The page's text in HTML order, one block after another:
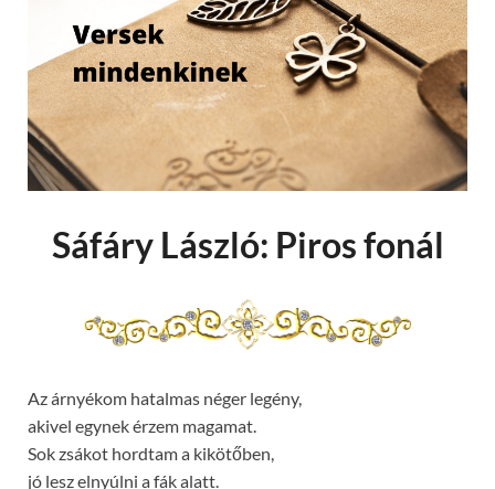
Sáfáry László: Piros fonál
Az árnyékom hatalmas néger legény,
akivel egynek érzem magamat.
Sok zsákot hordtam a kikötőben,
jó lesz elnyúlni a fák alatt.